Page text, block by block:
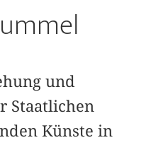
und
Staatlichen
Künste in